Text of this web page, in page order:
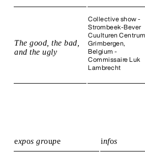
The good, the bad,
and the ugly
Collective show -
Strombeek-Bever
Cuulturen
Grimbergen,
Belgium -
Commissaire Luk
Lambrecht
expos groupe infos